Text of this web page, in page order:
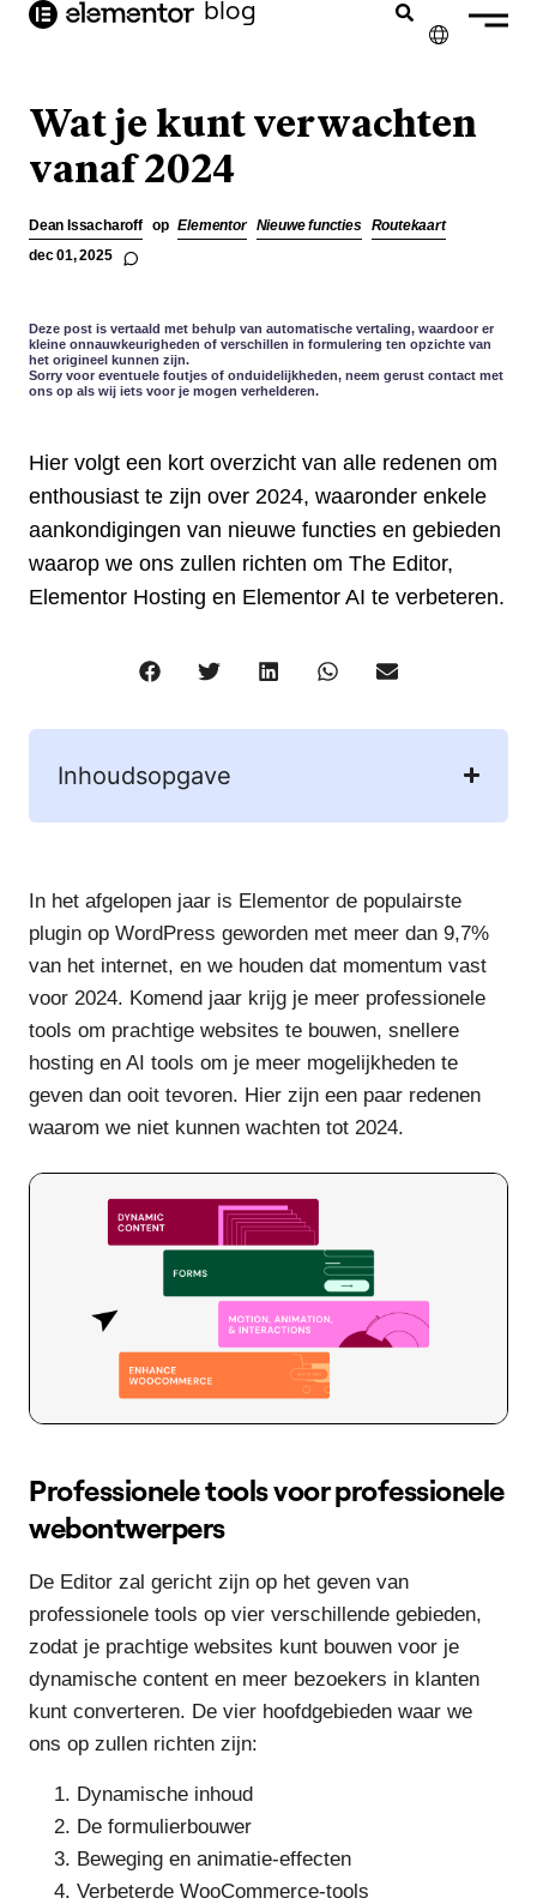
blog
ENGLISH
ITALIANO
Wat je kunt verwachten
vanaf 2024
Dean Issacharoff op Elementor Nieuwe functies Routekaart
dec 01, 2025
Deze post is vertaald met behulp van automatische vertaling, waardoor er
kleine onnauwkeurigheden of verschillen in formulering ten opzichte van
het origineel kunnen zijn.
Sorry voor eventuele foutjes of onduidelijkheden, neem gerust contact met
ons op als wij iets voor je mogen verhelderen.
Hier volgt een kort overzicht van alle redenen om
enthousiast te zijn over 2024, waaronder enkele
aankondigingen van nieuwe functies en gebieden
waarop we ons zullen richten om The Editor,
Elementor Hosting en Elementor AI te verbeteren.
Inhoudsopgave
In het afgelopen jaar is Elementor de populairste
plugin op WordPress geworden met meer dan 9,7%
van het internet, en we houden dat momentum vast
voor 2024. Komend jaar krijg je meer professionele
tools om prachtige websites te bouwen, snellere
hosting en AI tools om je meer mogelijkheden te
geven dan ooit tevoren. Hier zijn een paar redenen
waarom we niet kunnen wachten tot 2024.
Professionele tools voor professionele
webontwerpers
De Editor zal gericht zijn op het geven van
professionele tools op vier verschillende gebieden,
zodat je prachtige websites kunt bouwen voor je
dynamische content en meer bezoekers in klanten
kunt converteren. De vier hoofdgebieden waar we
ons op zullen richten zijn:
Dynamische inhoud
De formulierbouwer
Beweging en animatie-effecten
Verbeterde WooCommerce-tools